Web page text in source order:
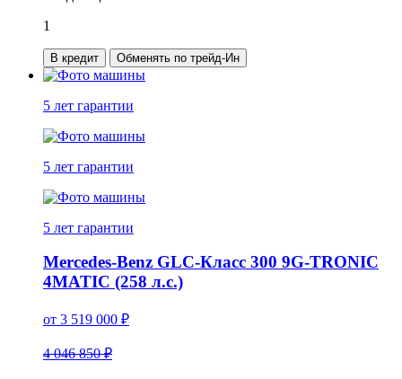
1
В кредит Обменять по трейд-Ин
5 лет гарантии
5 лет гарантии
5 лет гарантии
Mercedes-Benz GLC-Класс 300 9G-TRONIC
4MATIC (258 л.с.)
от 3 519 000 ₽
4 046 850 ₽